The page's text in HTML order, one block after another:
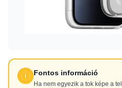
Fontos információ
Ha nem egyezik a tok képe a